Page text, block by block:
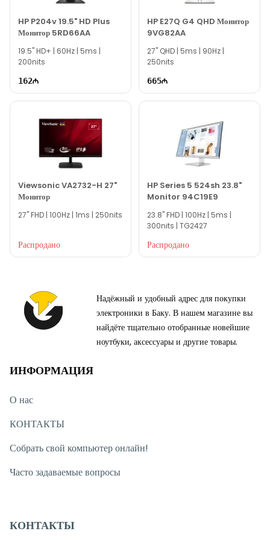
Если вам нужна помощь с выбором, наши опытные
специалисты готовы помочь вам ежедневно с 10:00 до 19:00.
Мы всегда готовы ответить на все ваши вопросы,
связанные с моделью ViewSonic VG2440V 24" 60 Гц
VG2440V, через онлайн-поддержку на нашем сайте.
Вне рабочего времени вы можете оставить заявку по
электронной почте или написать нам в WhatsApp.
компании!
HP P204v 19.5" HD Plus
Монитор 5RD66AA
19.5'' HD+ | 60Hz | 5ms |
200nits
162
HP E27Q G4 QHD Монитор
9VG82AA
27'' QHD | 5ms | 90Hz |
250nits
665
Viewsonic VA2732-H 27"
Монитор
27'' FHD | 100Hz | 1ms | 250nits
Распродано
HP Series 5 524sh 23.8"
Monitor 94C19E9
23.8'' FHD | 100Hz | 5ms |
300nits | TG2427
Распродано
Надёжный и удобный адрес для покупки
электроники в Баку. В нашем магазине вы
найдёте тщательно отобранные новейшие
ноутбуки, аксессуары и другие товары.
ИНФОРМАЦИЯ
О нас
КОНТАКТЫ
Собрать свой компьютер онлайн!
Часто задаваемые вопросы
КОНТАКТЫ